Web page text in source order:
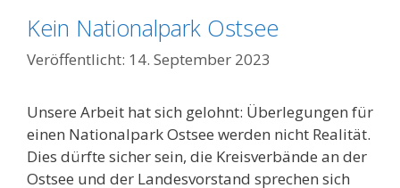
Kein Nationalpark Ostsee
14. September 2023
Unsere Arbeit hat sich gelohnt: Überlegungen für
einen Nationalpark Ostsee werden nicht Realität.
Dies dürfte sicher sein, die Kreisverbände an der
Ostsee und der Landesvorstand sprechen sich